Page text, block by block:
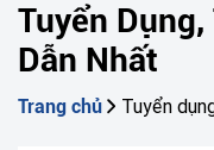
Tuyển
Dẫn Nhất
Trang chủ Tuyển